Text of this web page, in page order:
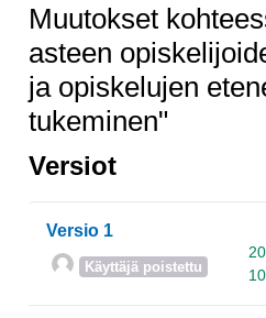
Muutokset
asteen
ja opiskelujen
tukeminen"
Versiot
Versio 1
Käyttäjä poistettu